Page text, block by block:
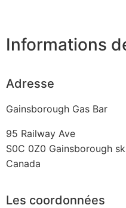
Informations
Adresse
Gainsborough Gas Bar
95 Railway Ave
S0C 0Z0 Gainsborough sk
Canada
Les coordonnées